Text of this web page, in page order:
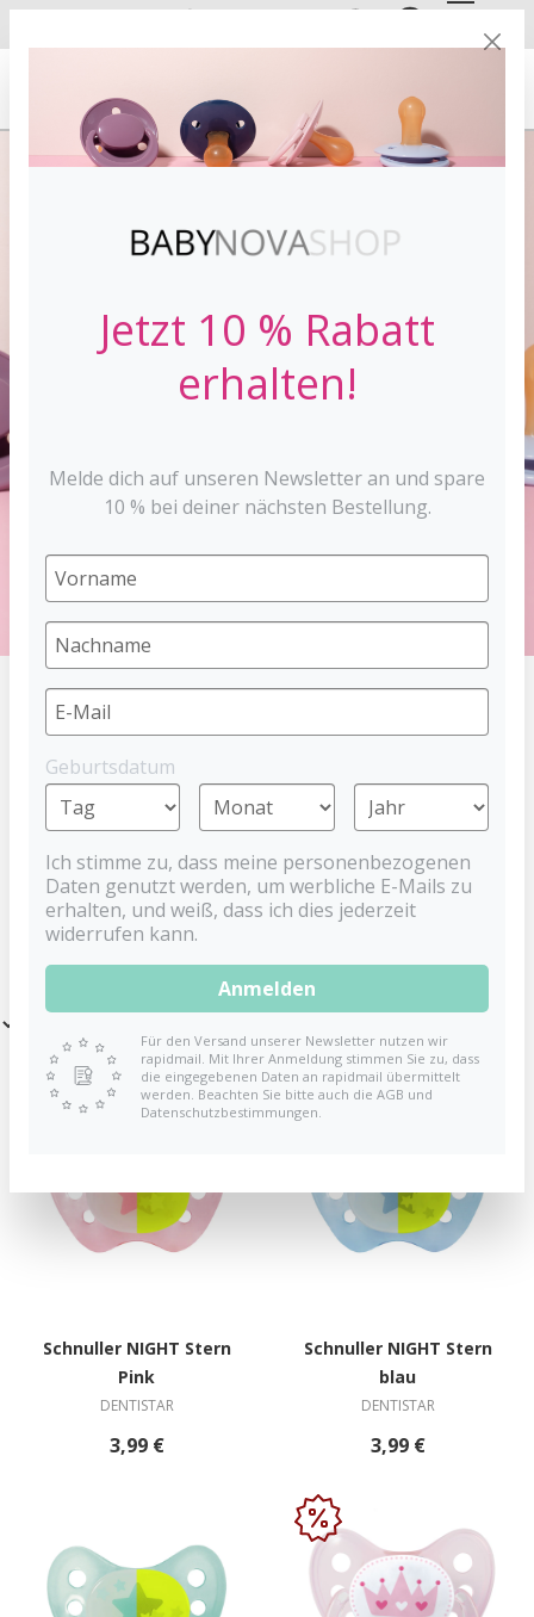
EN
HOME SCHNULLER
DENTISTAR SCHNULLER
LATEX
Ob Kirschsauger oder extra zahnfreundlich, mit angesagter runder
Mundplatte oder im klassischen Design. Entdecke eine große
Auswahl an Schnullern mit Latex Saugern.
Schnuller NIGHT Stern
Pink
DENTISTAR
3,99 €
Schnuller NIGHT Stern
blau
DENTISTAR
3,99 €
Jetzt 10 % Rabatt
erhalten!
Melde dich auf unseren Newsletter an und spare
10 % bei deiner nächsten Bestellung.
Geburtsdatum
Ich stimme zu, dass meine personenbezogenen
Daten genutzt werden, um werbliche E-Mails zu
erhalten, und weiß, dass ich dies jederzeit
widerrufen kann.
Anmelden
Für den Versand unserer Newsletter nutzen wir
rapidmail. Mit Ihrer Anmeldung stimmen Sie zu, dass
die eingegebenen Daten an rapidmail übermittelt
werden. Beachten Sie bitte auch die AGB und
Datenschutzbestimmungen.